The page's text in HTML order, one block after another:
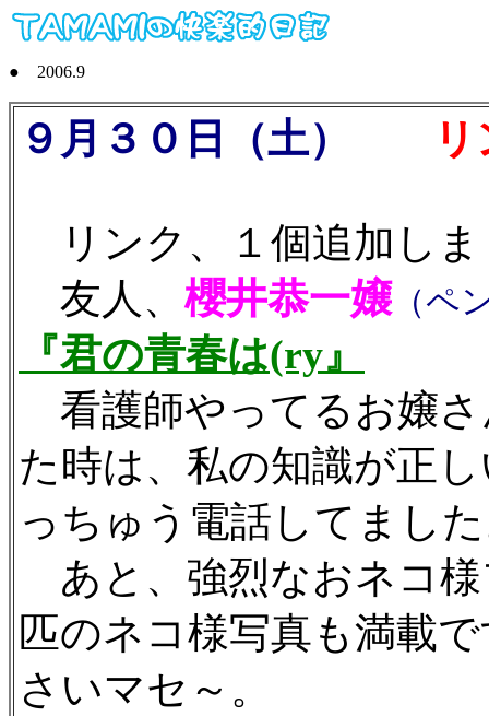
● 2006.9
９月３０日（土） リン
リンク、１個追加しま
友人、 櫻井恭一嬢（ペ
『君の青春は(ry』
看護師やってるお嬢
た時は、私の知識が正
っちゅう電話してまし
あと、強烈なおネコ
匹のネコ様写真も満載
さいマセ～。